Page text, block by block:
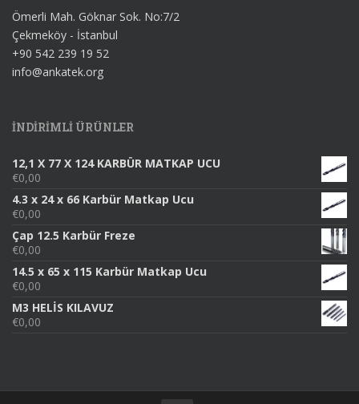
Ömerli Mah. Göknar Sok. No:7/2
Çekmeköy - İstanbul
+90 542 239 19 52
info@ankatek.org
INDIRIMLI ÜRÜNLER
12,1 X 77 X 124 KARBÜR MATKAP UCU
€0,00
4.3 x 24 x 66 Karbür Matkap Ucu
€0,00
Çap 12.5 Karbür Freze
€0,00
14.5 x 65 x 115 Karbür Matkap Ucu
€0,00
M3 HELİS KILAVUZ
€0,00